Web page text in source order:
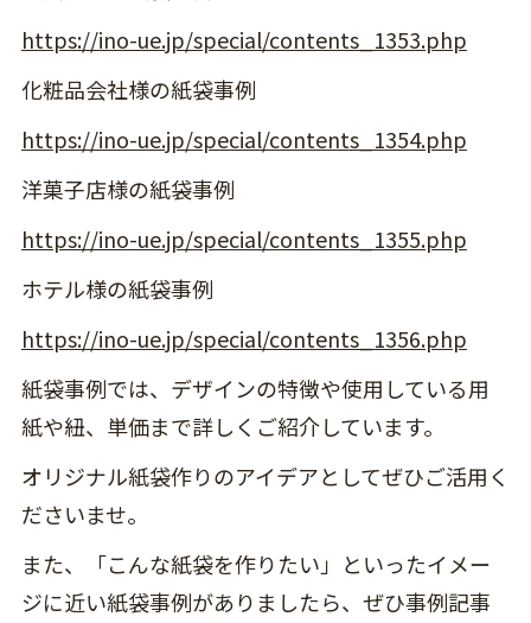
https://ino-ue.jp/special/contents_1353.php
化粧品会社様の紙袋事例
https://ino-ue.jp/special/contents_1354.php
洋菓子店様の紙袋事例
https://ino-ue.jp/special/contents_1355.php
ホテル様の紙袋事例
https://ino-ue.jp/special/contents_1356.php
紙袋事例では、デザインの特徴や使用している用
紙や紐、単価まで詳しくご紹介しています。
オリジナル紙袋作りのアイデアとしてぜひご活用く
ださいませ。
また、「こんな紙袋を作りたい」といったイメー
ジに近い紙袋事例がありましたら、ぜひ事例記事